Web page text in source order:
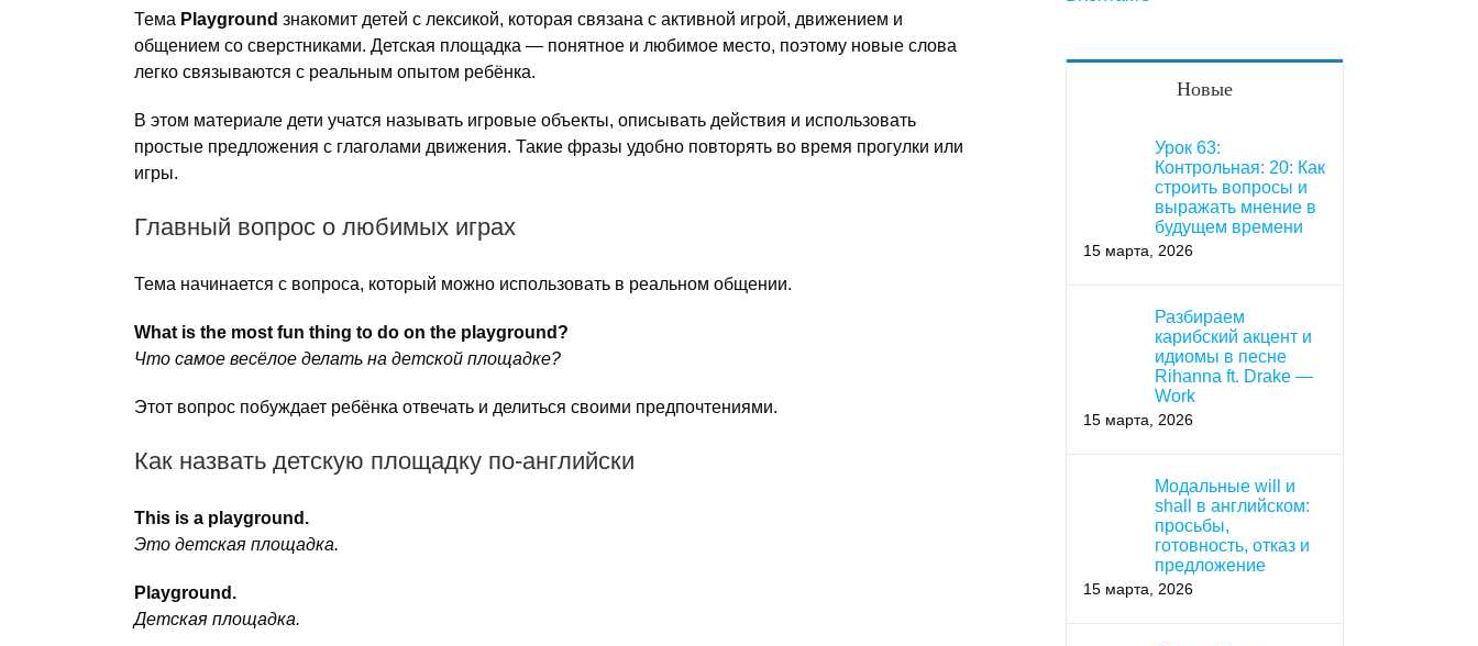
Тема Playground знакомит детей с лексикой, которая связана с активной игрой, движением и
общением со сверстниками. Детская площадка — понятное и любимое место, поэтому новые слова
легко связываются с реальным опытом ребёнка.
В этом материале дети учатся называть игровые объекты, описывать действия и использовать
простые предложения с глаголами движения. Такие фразы удобно повторять во время прогулки или
игры.
Главный вопрос о любимых играх
Тема начинается с вопроса, который можно использовать в реальном общении.
What is the most fun thing to do on the playground?
Что самое весёлое делать на детской площадке?
Этот вопрос побуждает ребёнка отвечать и делиться своими предпочтениями.
Как назвать детскую площадку по-английски
This is a playground.
Это детская площадка.
Playground.
Детская площадка.
Новые
Урок 63:
Контрольная: 20: Как
строить вопросы и
выражать мнение в
будущем времени
15 марта, 2026
Разбираем
карибский акцент и
идиомы в песне
Rihanna ft. Drake —
Work
15 марта, 2026
Модальные will и
shall в английском:
просьбы,
готовность, отказ и
предложение
15 марта, 2026